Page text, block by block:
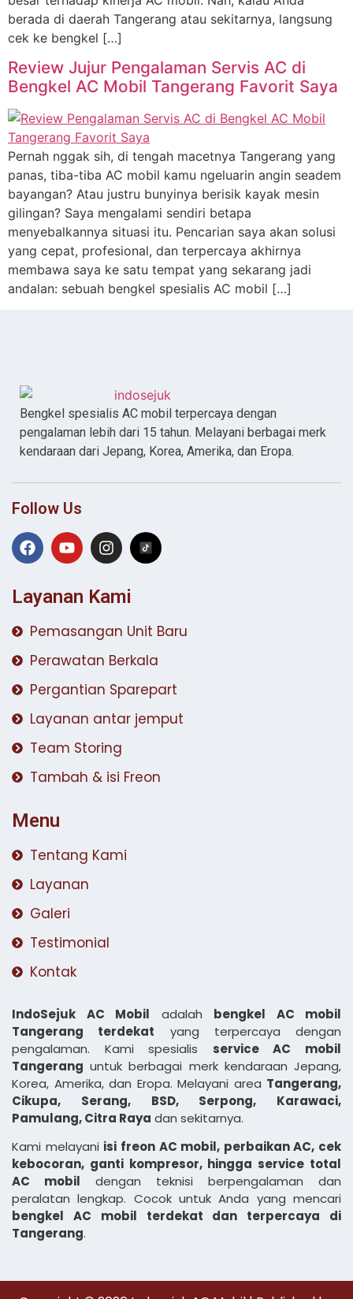
berada di daerah Tangerang atau sekitarnya, langsung
cek ke bengkel […]
Review Jujur Pengalaman Servis AC di
Bengkel AC Mobil Tangerang Favorit Saya
Pernah nggak sih, di tengah macetnya Tangerang yang
panas, tiba-tiba AC mobil kamu ngeluarin angin seadem
bayangan? Atau justru bunyinya berisik kayak mesin
gilingan? Saya mengalami sendiri betapa
menyebalkannya situasi itu. Pencarian saya akan solusi
yang cepat, profesional, dan terpercaya akhirnya
membawa saya ke satu tempat yang sekarang jadi
andalan: sebuah bengkel spesialis AC mobil […]
Bengkel spesialis AC mobil terpercaya dengan
pengalaman lebih dari 15 tahun. Melayani berbagai merk
kendaraan dari Jepang, Korea, Amerika, dan Eropa.
Follow Us
Layanan Kami
Pemasangan Unit Baru
Perawatan Berkala
Pergantian Sparepart
Layanan antar jemput
Team Storing
Tambah & isi Freon
Menu
Tentang Kami
Layanan
Galeri
Testimonial
Kontak
IndoSejuk AC Mobil adalah bengkel AC mobil
Tangerang terdekat yang terpercaya dengan
pengalaman. Kami spesialis service AC mobil
Tangerang untuk berbagai merk kendaraan Jepang,
Korea, Amerika, dan Eropa. Melayani area Tangerang,
Cikupa, Serang, BSD, Serpong, Karawaci,
Pamulang, Citra Raya dan sekitarnya.
Kami melayani isi freon AC mobil, perbaikan AC, cek
kebocoran, ganti kompresor, hingga service total
AC mobil dengan teknisi berpengalaman dan
peralatan lengkap. Cocok untuk Anda yang mencari
bengkel AC mobil terdekat dan terpercaya di
Tangerang.